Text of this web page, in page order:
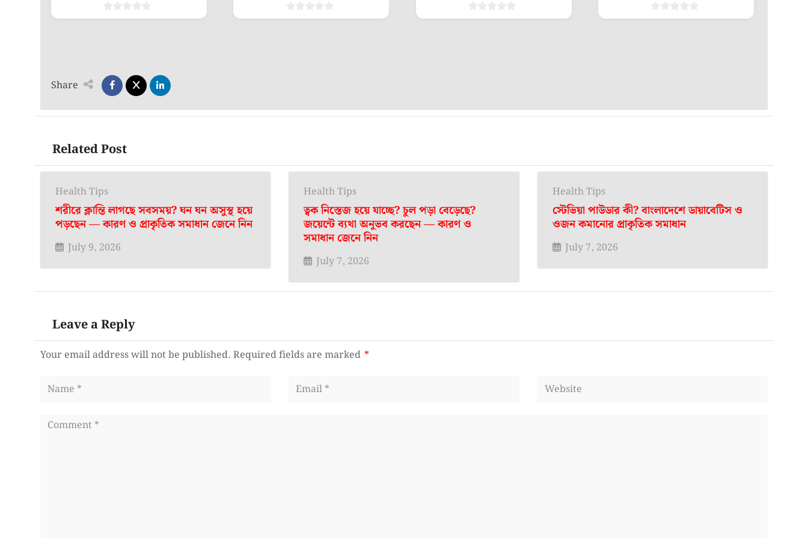
0
0
0
0
Share
Related Post
Health Tips
শরীরে ক্লান্তি লাগছে সবসময়? ঘন ঘন অসুস্থ হয়ে
পড়ছেন — কারণ ও প্রাকৃতিক সমাধান জেনে নিন
July 9, 2026
Health Tips
ত্বক নিস্তেজ হয়ে যাচ্ছে? চুল পড়া বেড়েছে?
জয়েন্টে ব্যথা অনুভব করছেন — কারণ ও
সমাধান জেনে নিন
July 7, 2026
Health Tips
স্টেভিয়া পাউডার কী? বাংলাদেশে ডায়াবেটিস ও
ওজন কমানোর প্রাকৃতিক সমাধান
July 7, 2026
Leave a Reply
Your email address will not be published. Required fields are marked *